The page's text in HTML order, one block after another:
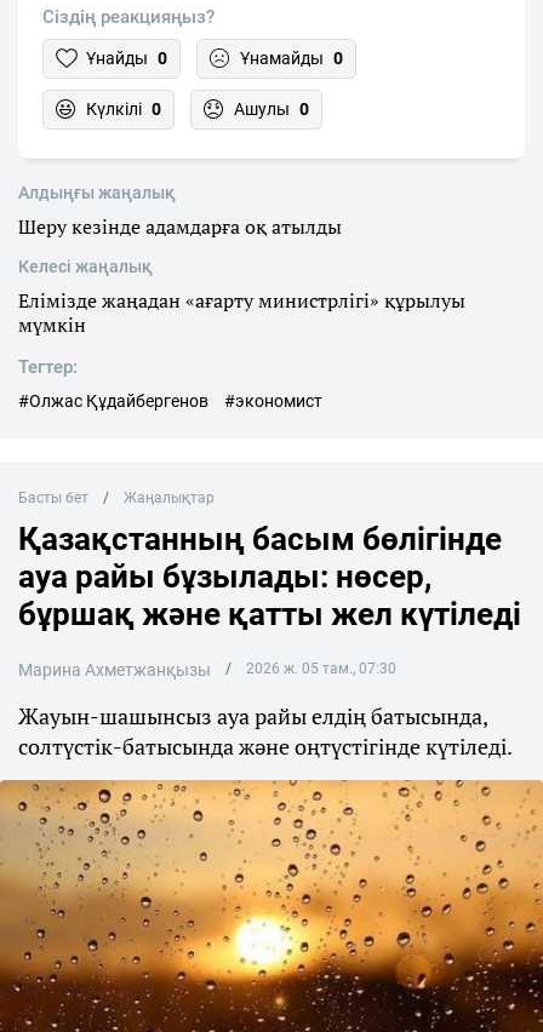
Сіздің реакцияңыз?
Ұнайды 0 Ұнамайды 0
Күлкілі 0 Ашулы 0
Алдыңғы жаңалық
Шеру кезінде адамдарға оқ атылды
Келесі жаңалық
Елімізде жаңадан «ағарту министрлігі» құрылуы
мүмкін
Тегтер:
#Олжас Құдайбергенов #экономист
Басты бет Жаңалықтар
Қазақстанның басым бөлігінде
ауа райы бұзылады: нөсер,
бұршақ және қатты жел күтіледі
Марина Ахметжанқызы 2026 ж. 05 там., 07:30
Жауын-шашынсыз ауа райы елдің батысында,
солтүстік-батысында және оңтүстігінде күтіледі.